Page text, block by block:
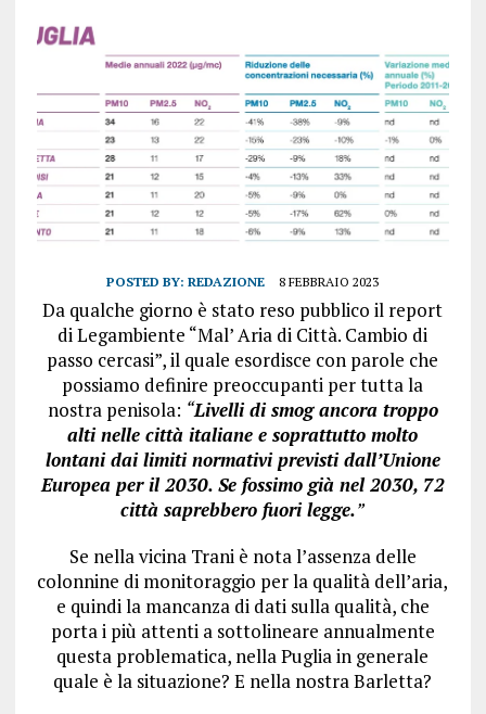
POSTED BY:REDAZIONE 8 FEBBRAIO 2023
Da qualche giorno è stato reso pubblico il report
di Legambiente “Mal’ Aria di Città. Cambio di
passo cercasi”, il quale esordisce con parole che
possiamo definire preoccupanti per tutta la
nostra penisola: “Livelli di smog ancora troppo
alti nelle città italiane e soprattutto molto
lontani dai limiti normativi previsti dall’Unione
Europea per il 2030. Se fossimo già nel 2030, 72
città saprebbero fuori legge.”
Se nella vicina Trani è nota l’assenza delle
colonnine di monitoraggio per la qualità dell’aria,
e quindi la mancanza di dati sulla qualità, che
porta i più attenti a sottolineare annualmente
questa problematica, nella Puglia in generale
quale è la situazione? E nella nostra Barletta?